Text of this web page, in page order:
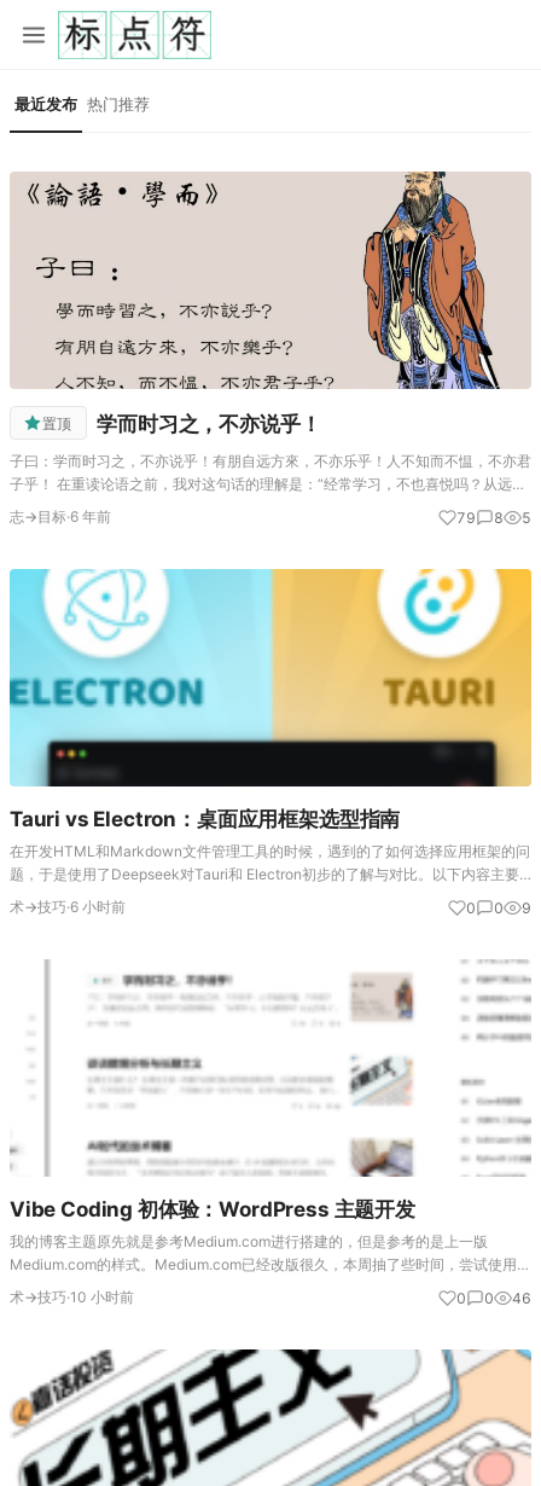
最近发布 热门推荐
置顶 学而时习之，不亦说乎！
子曰：学而时习之，不亦说乎！有朋自远方來，不亦乐乎！人不知而不愠，不亦君
子乎！ 在重读论语之前，我对这句话的理解是：“经常学习，不也喜悦吗？从远方
来了朋友，不也快乐吗？别人不了解我也不怨恨，不也是君子吗？” 重读《论
语》，总感觉上面的解释有…
志→目标·6 年前 79 8 5
Tauri vs Electron：桌面应用框架选型指南
在开发HTML和Markdown文件管理工具的时候，遇到的了如何选择应用框架的问
题，于是使用了Deepseek对Tauri和 Electron初步的了解与对比。以下内容主要
来自Deepseek。个人只是做了简单的梳理与完善。 为什么是这两个…
术→技巧·6 小时前 0 0 9
Vibe Coding 初体验：WordPress 主题开发
我的博客主题原先就是参考Medium.com进行搭建的，但是参考的是上一版
Medium.com的样式。Medium.com已经改版很久，本周抽了些时间，尝试使用
Workbuddy重新制作一份。 初版样式： 最终效果： 开发工具：Workbu…
术→技巧·10 小时前 0 0 46